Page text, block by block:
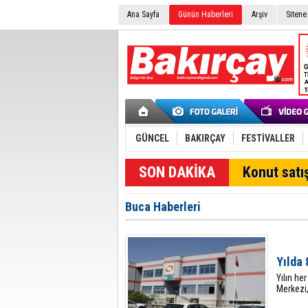
Ana Sayfa Günün Haberleri Arşiv
GÜNCEL BAKIRÇAY FESTİVALLER
SON DAKİKA Konut
Buca Haberleri
Yılda
Yılın